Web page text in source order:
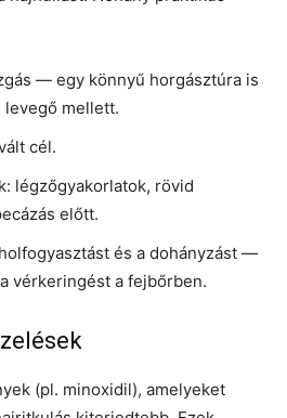
— egy könnyű horgásztúra is
levegő mellett.
cél.
légzőgyakorlatok, rövid
előtt.
és a dohányzást —
vérkeringést a fejbőrben.
(pl. minoxidil), amelyeket